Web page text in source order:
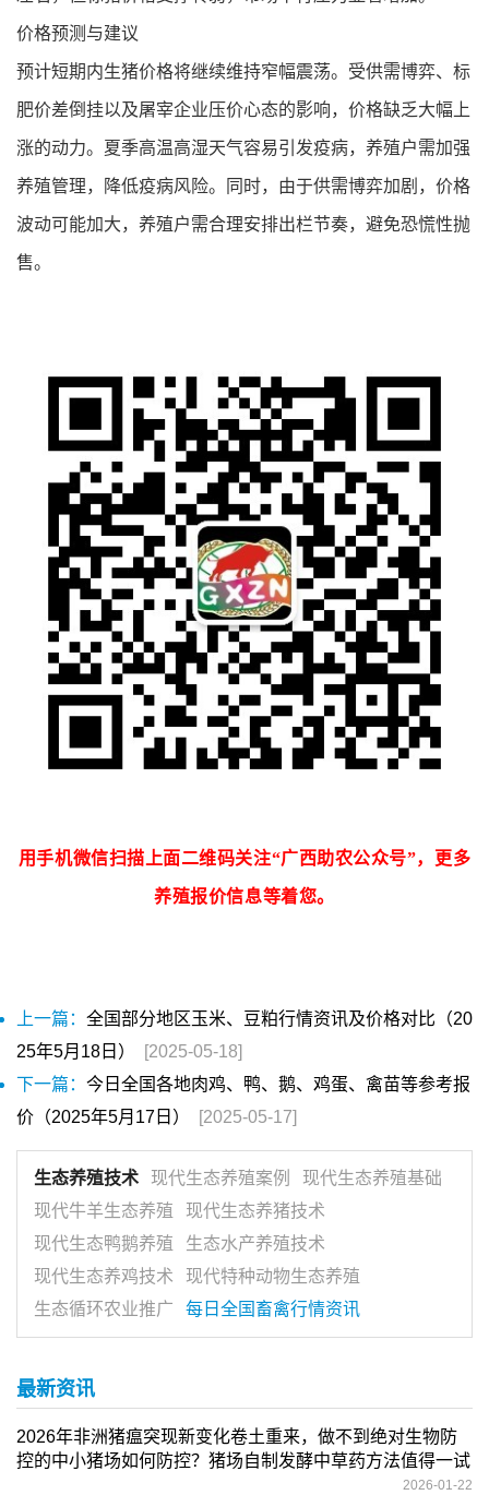
价格预测与建议
预计短期内生猪价格将继续维持窄幅震荡。受供需博弈、标
肥价差倒挂以及屠宰企业压价心态的影响，价格缺乏大幅上
涨的动力。夏季高温高湿天气容易引发疫病，养殖户需加强
养殖管理，降低疫病风险。同时，由于供需博弈加剧，价格
波动可能加大，养殖户需合理安排出栏节奏，避免恐慌性抛
售。
用手机微信扫描上面二维码关注“广西助农公众号”，更多
养殖报价信息等着您。
上一篇： 全国部分地区玉米、豆粕行情资讯及价格对比（20
25年5月18日）
[2025-05-18]
下一篇： 今日全国各地肉鸡、鸭、鹅、鸡蛋、禽苗等参考报
价（2025年5月17日）
[2025-05-17]
生态养殖技术 现代生态养殖案例
现代生态养殖基础
现代牛羊生态养殖
现代生态养猪技术
现代生态鸭鹅养殖
生态水产养殖技术
现代生态养鸡技术
现代特种动物生态养殖
生态循环农业推广
每日全国畜禽行情资讯
最新资讯
2026年非洲猪瘟突现新变化卷土重来，做不到绝对生物防
控的中小猪场如何防控？猪场自制发酵中草药方法值得一试
2026-01-22